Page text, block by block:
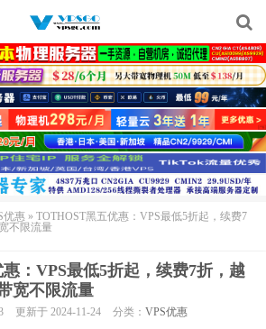
优惠 » TOTHOST黑五优惠：VPS最低5折起，续费7
不限流量
：VPS最低5折起，续费7折，越
宽不限流量
更新于 2024-11-24 分类： VPS优惠